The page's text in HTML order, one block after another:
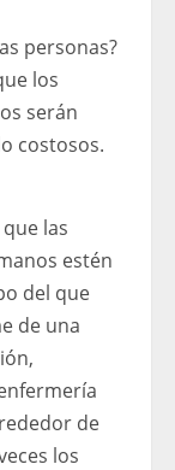
personas?
los
serán
costosos.
las
estén
del que
de una
de
los